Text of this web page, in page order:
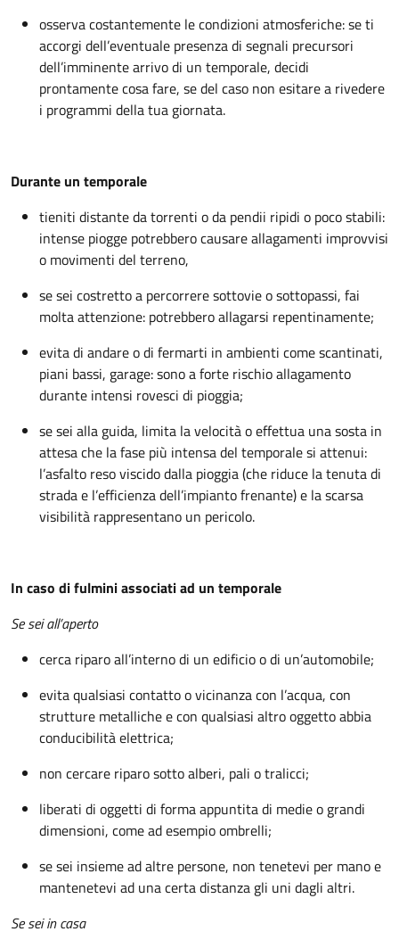
osserva costantemente le condizioni atmosferiche: se ti
accorgi dell’eventuale presenza di segnali precursori
dell’imminente arrivo di un temporale, decidi
prontamente cosa fare, se del caso non esitare a rivedere
i programmi della tua giornata.
Durante un temporale
tieniti distante da torrenti o da pendii ripidi o poco stabili:
intense piogge potrebbero causare allagamenti improvvisi
o movimenti del terreno,
se sei costretto a percorrere sottovie o sottopassi, fai
molta attenzione: potrebbero allagarsi repentinamente;
evita di andare o di fermarti in ambienti come scantinati,
piani bassi, garage: sono a forte rischio allagamento
durante intensi rovesci di pioggia;
se sei alla guida, limita la velocità o effettua una sosta in
attesa che la fase più intensa del temporale si attenui:
l’asfalto reso viscido dalla pioggia (che riduce la tenuta di
strada e l’efficienza dell’impianto frenante) e la scarsa
visibilità rappresentano un pericolo.
In caso di fulmini associati ad un temporale
Se sei all’aperto
cerca riparo all’interno di un edificio o di un’automobile;
evita qualsiasi contatto o vicinanza con l’acqua, con
strutture metalliche e con qualsiasi altro oggetto abbia
conducibilità elettrica;
non cercare riparo sotto alberi, pali o tralicci;
liberati di oggetti di forma appuntita di medie o grandi
dimensioni, come ad esempio ombrelli;
se sei insieme ad altre persone, non tenetevi per mano e
mantenetevi ad una certa distanza gli uni dagli altri.
Se sei in casa